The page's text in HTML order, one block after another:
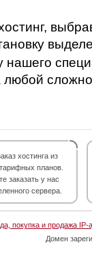
нашего
любой
хостинга из
планов.
заказать у нас
сервера.
покупка и продажа IP-
Домен